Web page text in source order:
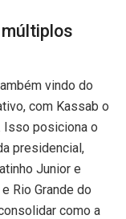
vindo do
com Kassab o
Isso posiciona o
presidencial,
Junior e
Rio Grande do
como a